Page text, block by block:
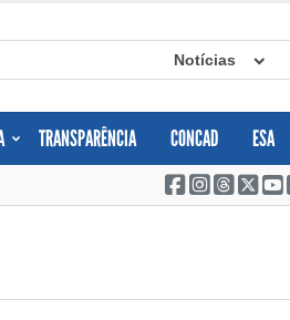
Notícias
TRANSPARÊNCIA CONCAD ESA